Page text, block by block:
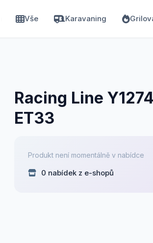
Vše Karavaning
Racing Line
ET33
Produkt není momentálně v nabídce
0 nabídek z e-shopů